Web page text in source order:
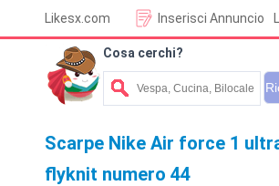
Likesx.com Inserisci Annuncio
Cosa cerchi?
Scarpe Nike Air force 1
flyknit numero 44